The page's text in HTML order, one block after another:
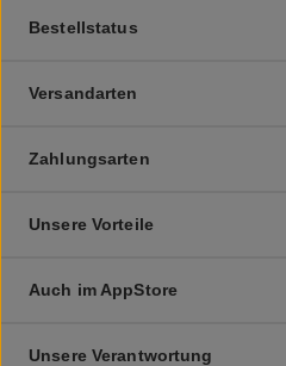
Bestellstatus
Versandarten
Zahlungsarten
Unsere Vorteile
Auch im AppStore
Unsere Verantwortung